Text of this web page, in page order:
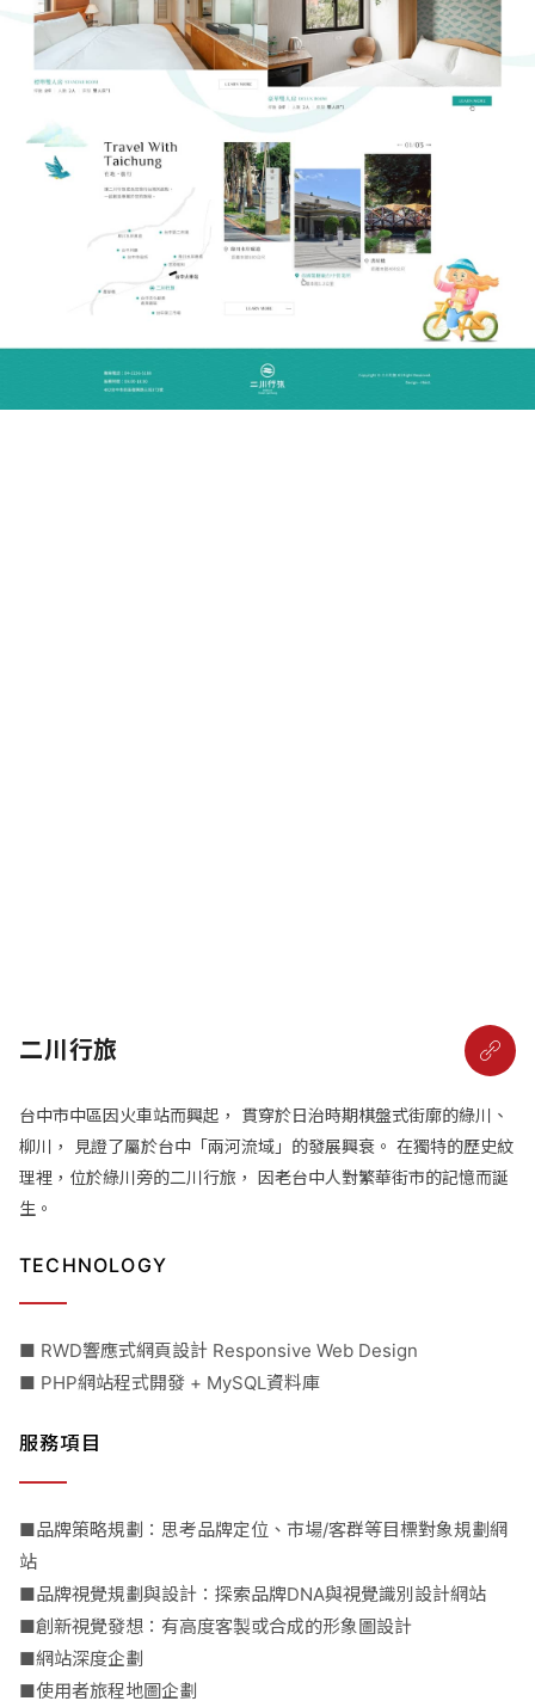
二川行旅
台中市中區因火車站而興起， 貫穿於日治時期棋盤式街廓的綠川、
柳川， 見證了屬於台中「兩河流域」的發展興衰。 在獨特的歷史紋
理裡，位於綠川旁的二川行旅， 因老台中人對繁華街市的記憶而誕
生。
TECHNOLOGY
■ RWD響應式網頁設計 Responsive Web Design
■ PHP網站程式開發 + MySQL資料庫
服務項目
■品牌策略規劃：思考品牌定位、市場/客群等目標對象規劃網
站
■品牌視覺規劃與設計：探索品牌DNA與視覺識別設計網站
■創新視覺發想：有高度客製或合成的形象圖設計
■網站深度企劃
■使用者旅程地圖企劃